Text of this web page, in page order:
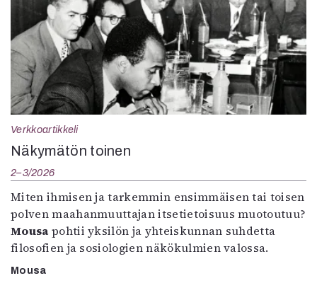
Verkkoartikkeli
Näkymätön toinen
2–3/2026
Miten ihmisen ja tarkemmin ensimmäisen tai toisen
polven maahanmuuttajan itsetietoisuus muotoutuu?
Mousa pohtii yksilön ja yhteiskunnan suhdetta
filosofien ja sosiologien näkökulmien valossa.
Mousa